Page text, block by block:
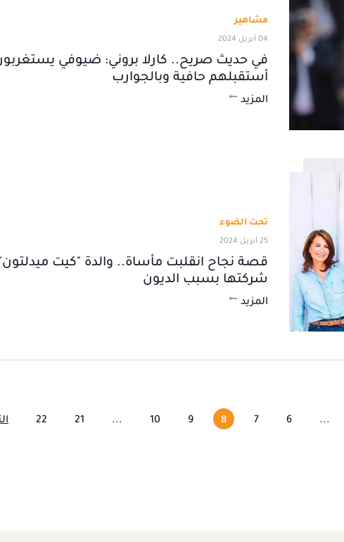
مشاهير
04 أبريل 2024
في حديث صريح.. كارلا بروني: ضيوفي
أستقبلهم حافية وبالجوارب
المزيد
تحت الضوء
25 أبريل 2024
قصة نجاح انقلبت مأساة.. والدة "كيت ميدلتون"
شركتها بسبب الديون
المزيد
...
6
7
8
9
10
...
21
22